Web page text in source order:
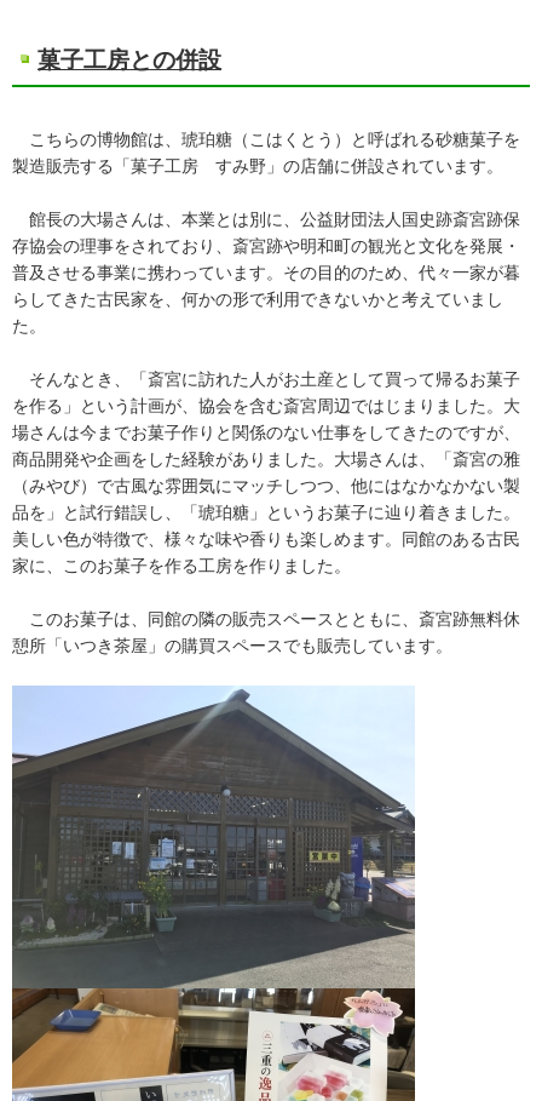
菓子工房との併設
こちらの博物館は、琥珀糖（こはくとう）と呼ばれる砂糖菓子を
製造販売する「菓子工房 すみ野」の店舗に併設されています。
館長の大場さんは、本業とは別に、公益財団法人国史跡斎宮跡保
存協会の理事をされており、斎宮跡や明和町の観光と文化を発展・
普及させる事業に携わっています。その目的のため、代々一家が暮
らしてきた古民家を、何かの形で利用できないかと考えていまし
た。
そんなとき、「斎宮に訪れた人がお土産として買って帰るお菓子
を作る」という計画が、協会を含む斎宮周辺ではじまりました。大
場さんは今までお菓子作りと関係のない仕事をしてきたのですが、
商品開発や企画をした経験がありました。大場さんは、「斎宮の雅
（みやび）で古風な雰囲気にマッチしつつ、他にはなかなかない製
品を」と試行錯誤し、「琥珀糖」というお菓子に辿り着きました。
美しい色が特徴で、様々な味や香りも楽しめます。同館のある古民
家に、このお菓子を作る工房を作りました。
このお菓子は、同館の隣の販売スペースとともに、斎宮跡無料休
憩所「いつき茶屋」の購買スペースでも販売しています。